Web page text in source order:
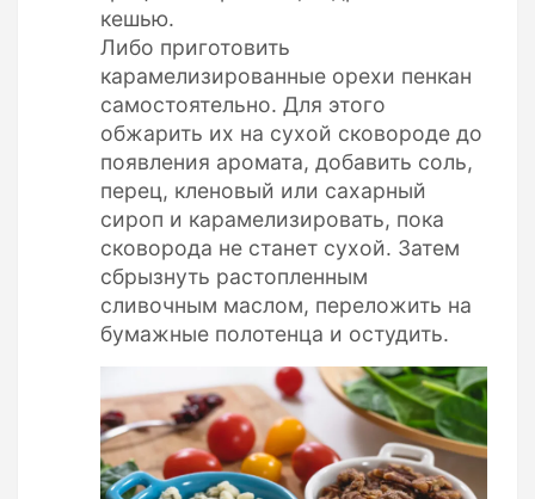
кешью.
Либо приготовить
карамелизированные орехи пенкан
самостоятельно. Для этого
обжарить их на сухой сковороде до
появления аромата, добавить соль,
перец, кленовый или сахарный
сироп и карамелизировать, пока
сковорода не станет сухой. Затем
сбрызнуть растопленным
сливочным маслом, переложить на
бумажные полотенца и остудить.